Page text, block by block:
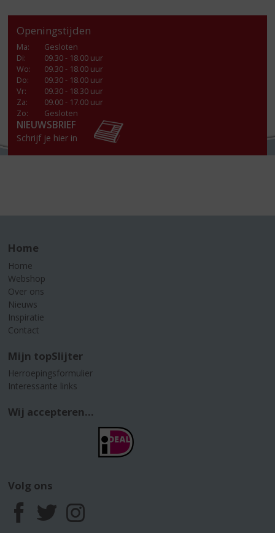
Openingstijden
Ma:
Gesloten
Di:
09.30 - 18.00 uur
Wo:
09.30 - 18.00 uur
Do:
09.30 - 18.00 uur
Vr:
09.30 - 18.30 uur
Za:
09.00 - 17.00 uur
Zo:
Gesloten
NIEUWSBRIEF
Schrijf je hier in
Home
Home
Webshop
Over ons
Nieuws
Inspiratie
Contact
Mijn topSlijter
Herroepingsformulier
Interessante links
Wij accepteren...
Volg ons
F
T
I